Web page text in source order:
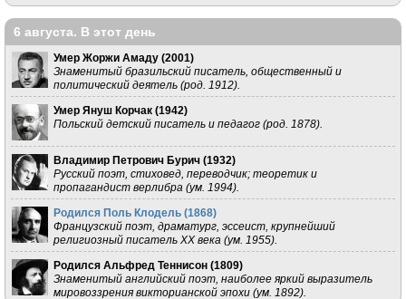
6 августа. В этот день
Умер Жоржи Амаду (2001)
Знаменитый бразильский писатель, общественный и
политический деятель (род. 1912).
Умер Януш Корчак (1942)
Польский детский писатель и педагог (род. 1878).
Владимир Петрович Бурич (1932)
Русский поэт, стиховед, переводчик; теоретик и
пропагандист верлибра (ум. 1994).
Родился Поль Клодель (1868)
Французский поэт, драматург, эссеист, крупнейший
религиозный писатель XX века (ум. 1955).
Родился Альфред Теннисон (1809)
Знаменитый английский поэт, наиболее яркий выразитель
мировоззрения викторианской эпохи (ум. 1892).